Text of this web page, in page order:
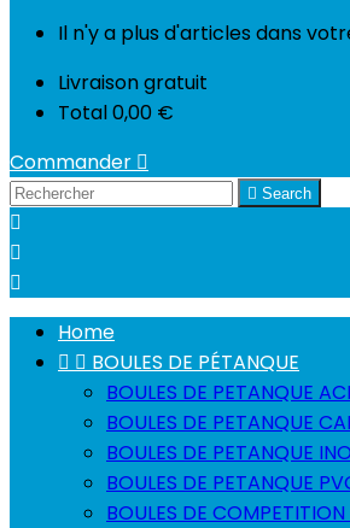
Il n'y a plus d'articles dans
Livraisongratuit
Total0,00 €
Commander 
 Search



Home
  BOULES DE PÉTANQUE
BOULES DE PETANQUE
BOULES DE PETANQUE
BOULES DE PETANQUE
BOULES DE PETANQUE
BOULES DE